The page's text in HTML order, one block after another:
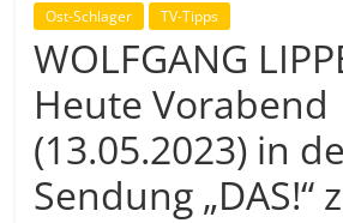
Ost-Schlager TV-Tipps
WOLFGANG
Heute Vorabend
(13.05.2023) in
Sendung „DAS!“